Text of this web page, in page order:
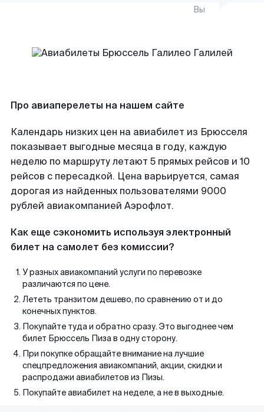
Вы
Про авиаперелеты на нашем сайте
Календарь низких цен на авиабилет из Брюсселя
показывает выгодные месяца в году, каждую
неделю по маршруту летают 5 прямых рейсов и 10
рейсов с пересадкой. Цена варьируется, самая
дорогая из найденных пользователями 9000
рублей авиакомпанией Аэрофлот.
Как еще сэкономить используя электронный
билет на самолет без комиссии?
У разных авиакомпаний услуги по перевозке
различаются по цене.
Лететь транзитом дешево, по сравнению от и до
конечных пунктов.
Покупайте туда и обратно сразу. Это выгоднее чем
билет Брюссель Пиза в одну сторону.
При покупке обращайте внимание на лучшие
спецпредложения авиакомпаний, акции, скидки и
распродажи авиабилетов из Пизы.
Покупайте авиабилет на неделе, а не в выходные.